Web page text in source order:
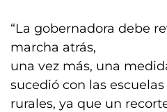
“La gobernadora debe
marcha atrás,
una vez más, una
sucedió con las
rurales, ya que un